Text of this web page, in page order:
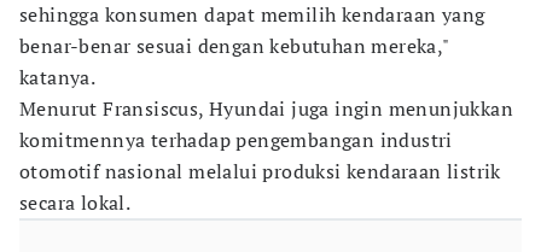
sehingga konsumen dapat memilih kendaraan yang
benar-benar sesuai dengan kebutuhan mereka,"
katanya.
Menurut Fransiscus, Hyundai juga ingin menunjukkan
komitmennya terhadap pengembangan industri
otomotif nasional melalui produksi kendaraan listrik
secara lokal.